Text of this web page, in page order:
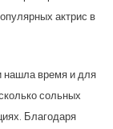
актрис в
нашла время и для
сольных
Благодаря